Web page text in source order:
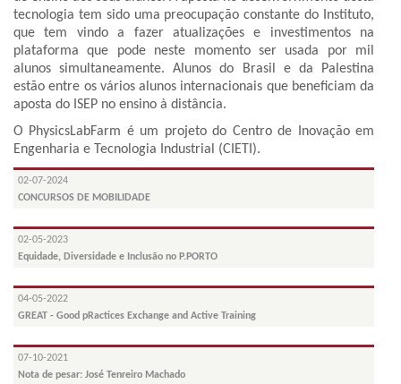
tecnologia tem sido uma preocupação constante do Instituto,
que tem vindo a fazer atualizações e investimentos na
plataforma que pode neste momento ser usada por mil
alunos simultaneamente. Alunos do Brasil e da Palestina
estão entre os vários alunos internacionais que beneficiam da
aposta do ISEP no ensino à distância.
O PhysicsLabFarm é um projeto do Centro de Inovação em
Engenharia e Tecnologia Industrial (CIETI).
02-07-2024
CONCURSOS DE MOBILIDADE
02-05-2023
Equidade, Diversidade e Inclusão no P.PORTO
04-05-2022
GREAT - Good pRactices Exchange and Active Training
07-10-2021
Nota de pesar: José Tenreiro Machado